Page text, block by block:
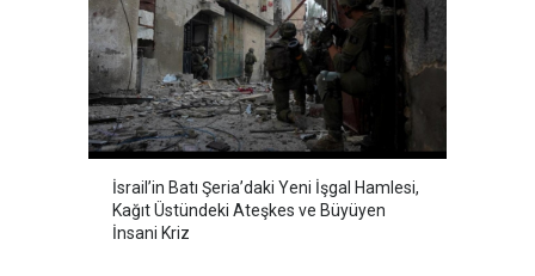
İsrail’in Batı Şeria’daki Yeni İşgal Hamlesi,
Kağıt Üstündeki Ateşkes ve Büyüyen
İnsani Kriz